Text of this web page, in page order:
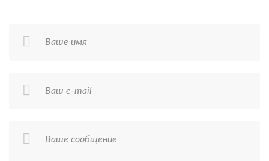
Ваше имя
Ваш e-mail
Ваше сообщение